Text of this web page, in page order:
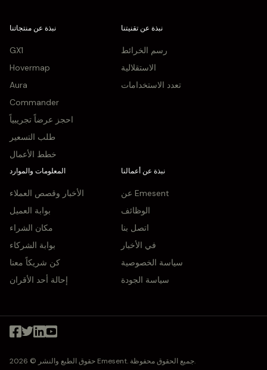
نبذة عن منتجاتنا
GX1
Hovermap
Aura
Commander
احجز عرضاً تجريبياً
طلب التسعير
خطط الأعمال
نبذة عن تقنيتنا
رسم الخرائط
الاستقلالية
تعدد الاستخدامات
المعلومات والموارد
الأخبار وقصص العملاء
بوابة العميل
مكان الشراء
بوابة الشركاء
كن شريكاً معنا
إحالة أحد الأقران
نبذة عن أعمالنا
عن Emesent
الوظائف
اتصل بنا
في الأخبار
سياسة الخصوصية
سياسة الجودة
حقوق الطبع والنشر © 2026 Emesent. جميع الحقوق محفوظة.